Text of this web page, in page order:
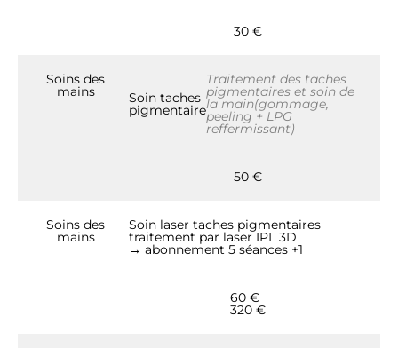
30 €
Soins des
mains Soin taches
pigmentaire
Traitement des taches
pigmentaires et soin de
la main(gommage,
peeling + LPG
reffermissant)
50 €
Soins des
mains
Soin laser taches pigmentaires
traitement par laser IPL 3D
→ abonnement 5 séances +1
60 €
320 €